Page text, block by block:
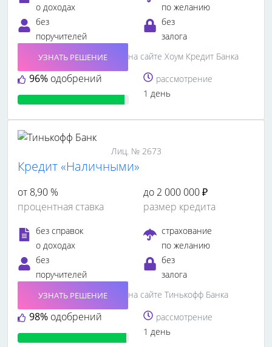
о доходах
по желанию
без
поручителей
без
залога
96% одобрений
УЗНАТЬ РЕШЕНИЕ
на сайте Хоум Кредит Банка
рассмотрение
1 день
Лиц. № 2673
Кредит «Наличными»
от 8,90 %
процентная ставка
до 2 000 000 ₽
размер кредита
без справок
о доходах
страхование
по желанию
без
поручителей
без
залога
98% одобрений
УЗНАТЬ РЕШЕНИЕ
на сайте Тинькофф Банка
рассмотрение
1 день